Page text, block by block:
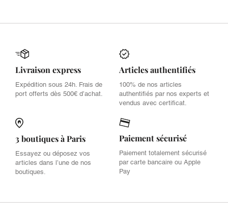
Livraison express
Expédition sous 24h. Frais de
port offerts dès 500€ d’achat.
Articles authentifiés
100% de nos articles
authentifiés par nos experts et
vendus avec certificat.
3 boutiques à Paris
Essayez ou déposez vos
articles dans l’une de nos
boutiques.
Paiement sécurisé
Paiement totalement sécurisé
par carte bancaire ou Apple
Pay